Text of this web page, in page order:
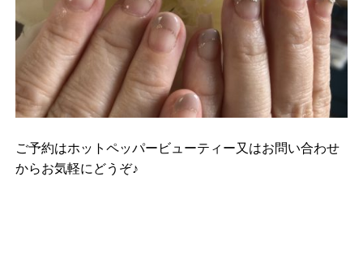
ご予約はホットペッパービューティー又はお問い合わせ
からお気軽にどうぞ♪